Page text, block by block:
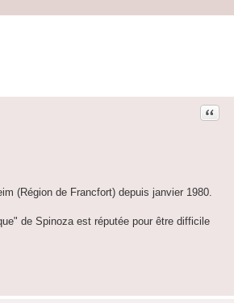
Citation
(Région de Francfort) depuis janvier 1980.
de Spinoza est réputée pour être difficile